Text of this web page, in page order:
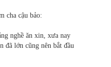
cha cậu bảo:
nghề ăn xin, xưa nay
đã lớn cũng nên bắt đầu